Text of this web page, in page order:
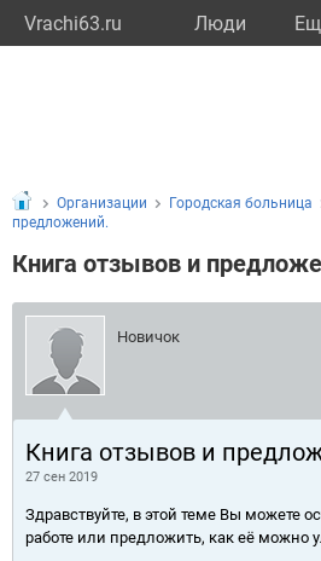
Vrachi63.ru Люди
Организации Городская больница
предложений.
Книга отзывов и
Новичок
Книга отзывов и
27 сен 2019
Здравствуйте, в этой теме Вы можете
работе или предложить, как её можно